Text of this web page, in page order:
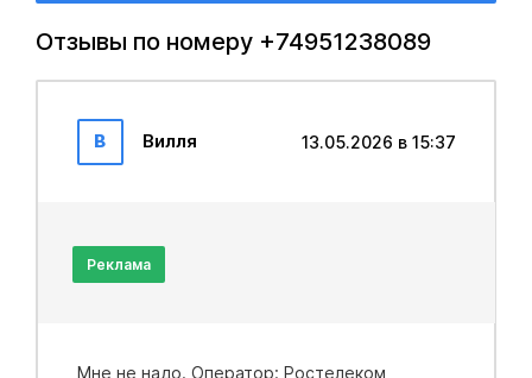
Отзывы по номеру +74951238089
В Вилля 13.05.2026 в 15:37
Реклама
Мне не надо. Оператор: Ростелеком